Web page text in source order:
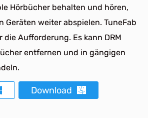
Hörbücher behalten und hören,
Geräten weiter abspielen. TuneFab
die Aufforderung. Es kann DRM
entfernen und in gängigen
Download